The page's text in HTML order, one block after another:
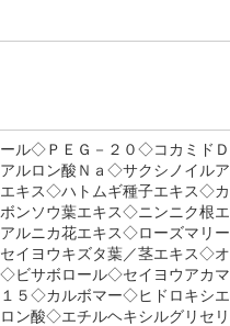
ル◇ＰＥＧ－２０◇コカミドＤ
ルロン酸Ｎａ◇サクシノイルア
キス◇ハトムギ種子エキス◇カ
ンソウ葉エキス◇ニンニク根エ
ルニカ花エキス◇ローズマリー
イヨウキズタ葉／茎エキス◇オ
ビサボロール◇セイヨウアカマ
５◇カルボマー◇ヒドロキシエ
ン酸◇エチルヘキシルグリセリ